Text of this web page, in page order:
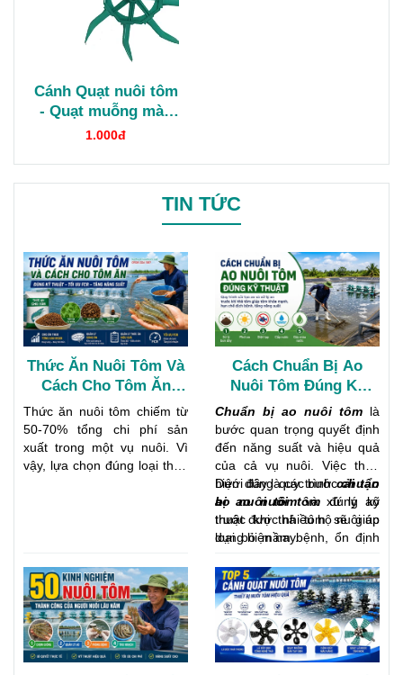
Cánh Quạt nuôi tôm
- Quạt muỗng màu
ngọc
1.000đ
TIN TỨC
Thức Ăn Nuôi Tôm Và
Cách Cho Tôm Ăn
Đúng Kỹ Thuật Giúp
Tăng Năng Suất
Thức ăn nuôi tôm chiếm từ
50-70% tổng chi phí sản
xuất trong một vụ nuôi. Vì
vậy, lựa chọn đúng loại thức
(FCR). Bên cạnh đó, quản lý
thức ăn tôm hiệu quả còn
góp phần hạn chế ô nhiễm
môi trường ao nuôi và nâng
cao lợi nhuận cho người
nuôi.
Cách Chuẩn Bị Ao
Nuôi Tôm Đúng Kỹ
Thuật Để Tôm Phát
Triển Khỏe Mạnh
Chuẩn bị ao nuôi tôm là
bước quan trọng quyết định
đến năng suất và hiệu quả
của cả vụ nuôi. Việc thực
hiện đúng quy trìnhcải tạo
ao nuôi tômvà xử lý ao
trước khi thả tôm sẽ giúp
loại bỏ mầm bệnh, ổn định
kiện thuận lợi cho tôm giống
phát triển khỏe mạnh.
Dưới đây là các bướcchuẩn
bị ao nuôi tôm đúng kỹ
thuật được nhiều hộ nuôi áp
dụng hiện nay.